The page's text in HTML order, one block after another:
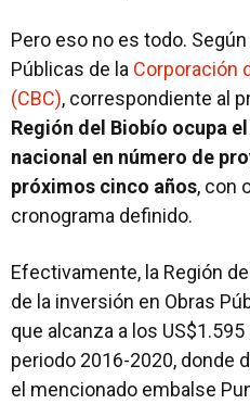
Pero eso no es todo.
Públicas de la Corporación
(CBC), correspondiente al
Región del Biobío ocupa
nacional en número de
próximos cinco años, con
cronograma definido.
Efectivamente, la Región
de la inversión en Obras
que alcanza a los
periodo 2016-2020, donde
el mencionado embalse